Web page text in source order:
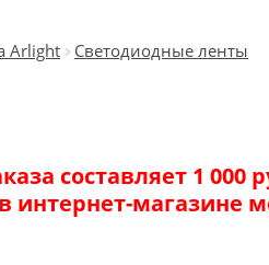
Arlight
Светодиодные ленты
составляет 1 000
магазине